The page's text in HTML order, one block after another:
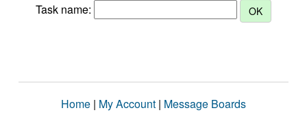
Task name:
Home | My Account | Message Boards